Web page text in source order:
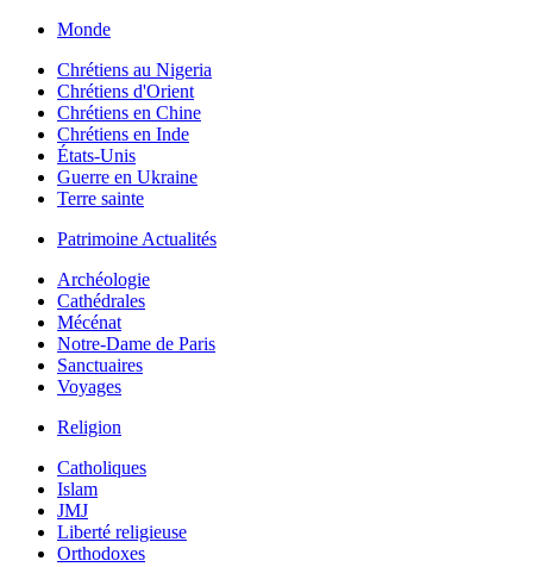
Monde
Chrétiens au Nigeria
Chrétiens d'Orient
Chrétiens en Chine
Chrétiens en Inde
États-Unis
Guerre en Ukraine
Terre sainte
Patrimoine Actualités
Archéologie
Cathédrales
Mécénat
Notre-Dame de Paris
Sanctuaires
Voyages
Religion
Catholiques
Islam
JMJ
Liberté religieuse
Orthodoxes